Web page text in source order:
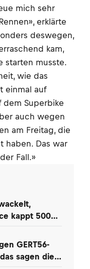
mich sehr
erklärte
deswegen,
kam,
starten musste.
wie das
einmal auf
dem Superbike
auch wegen
am Freitag, die
haben. Das war
Fall.»
kappt 500
GERT56-
sagen die